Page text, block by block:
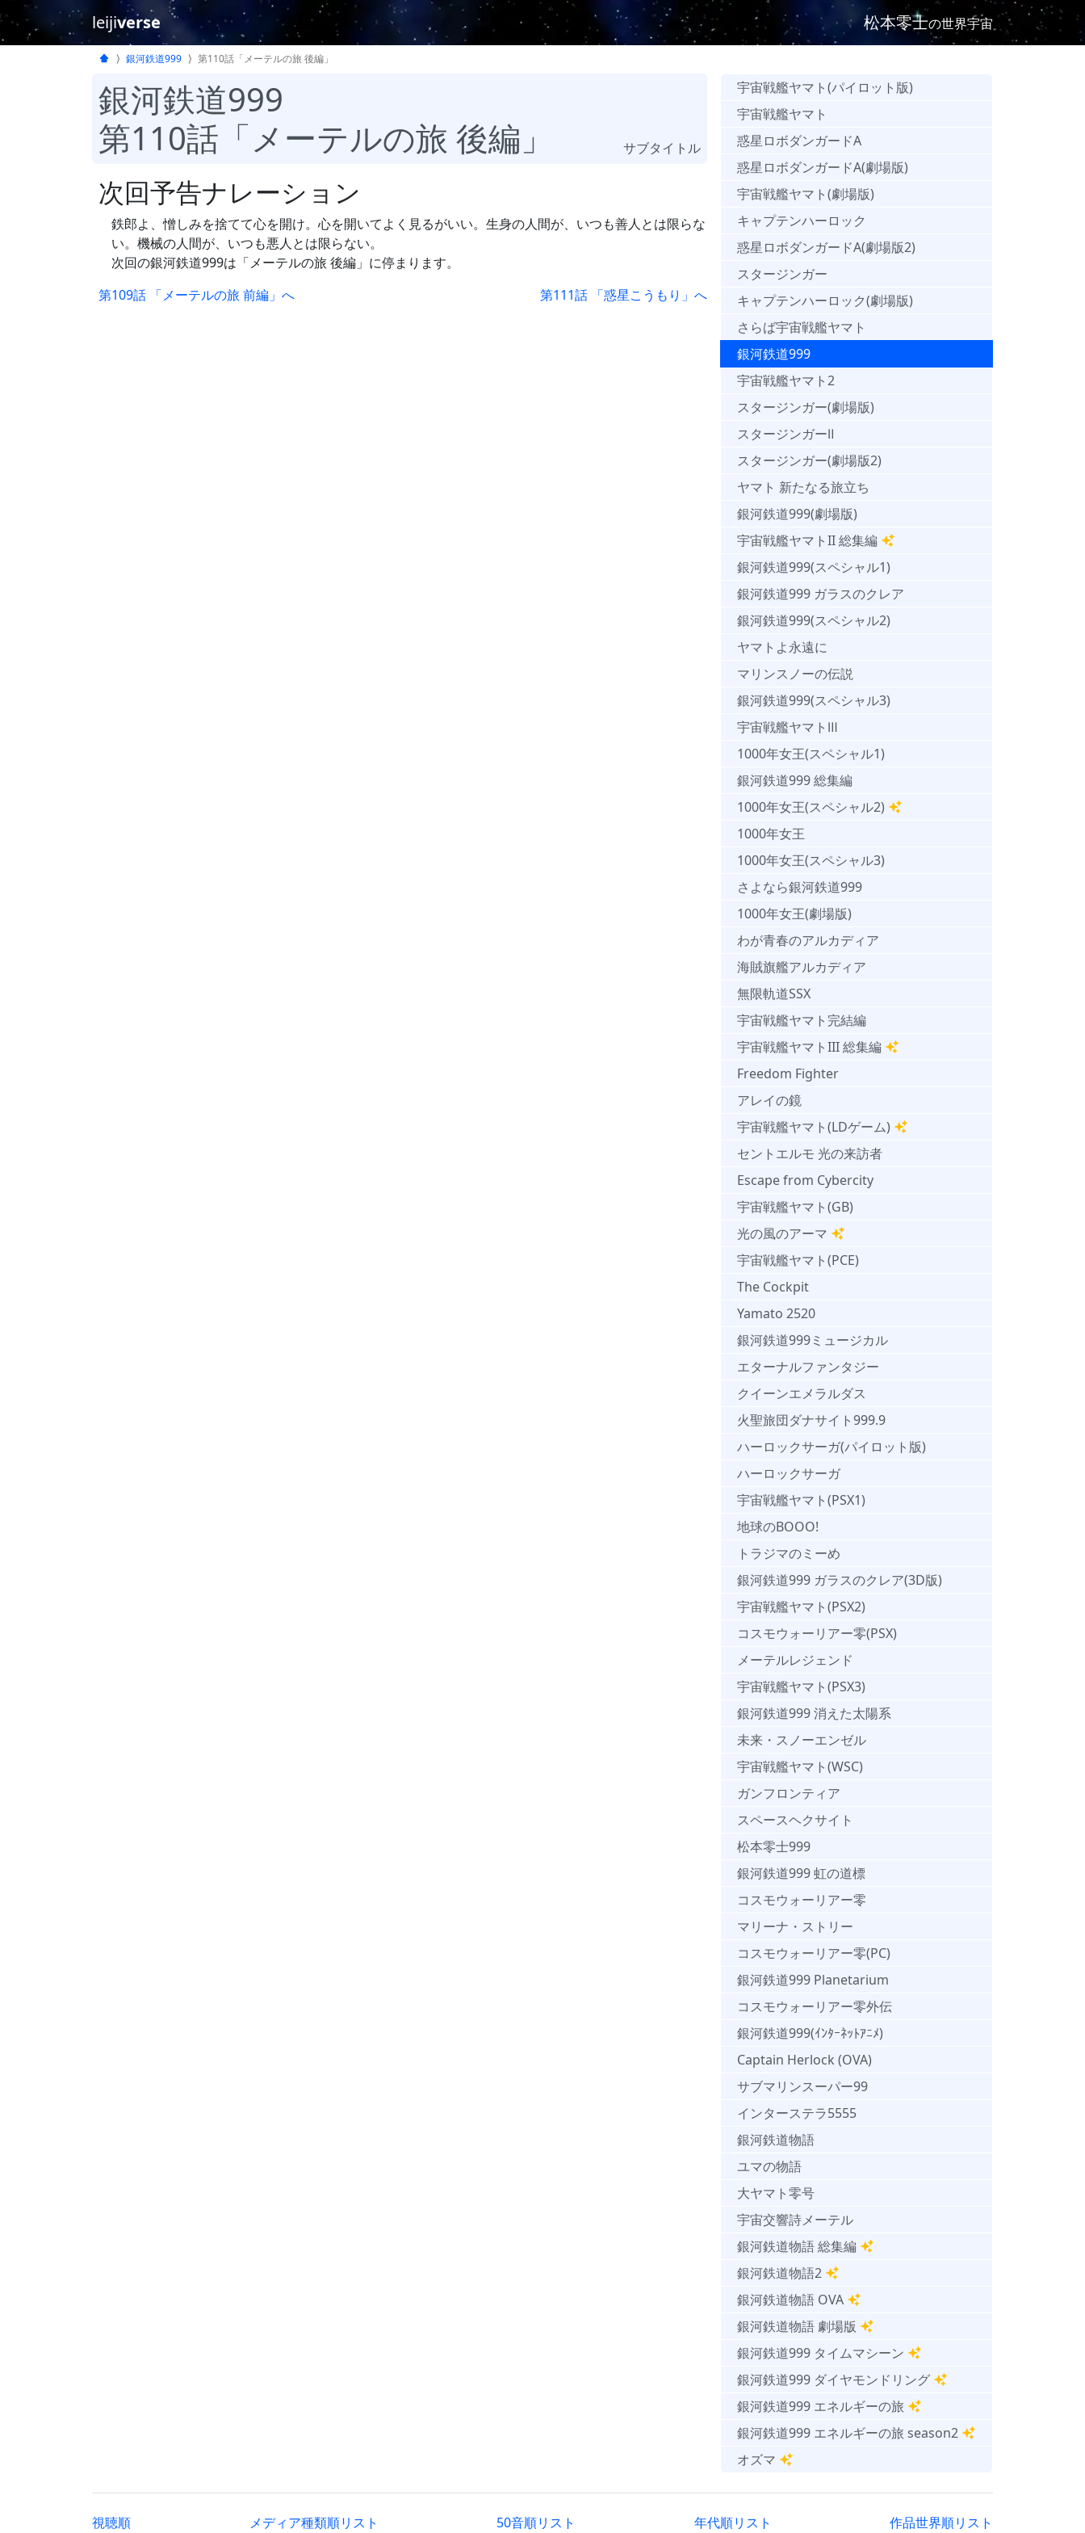
leijiverse 松本零士の世界宇宙
銀河鉄道999 第110話「メーテルの旅 後編」
銀河鉄道999
第110話「メーテルの旅 後編」
サブタイトル
次回予告ナレーション
鉄郎よ、憎しみを捨てて心を開け。心を開いてよく見るがいい。生身の人間が、いつも善人とは限らな
い。機械の人間が、いつも悪人とは限らない。
次回の銀河鉄道999は「メーテルの旅 後編」に停まります。
第109話 「メーテルの旅 前編」へ
第111話 「惑星こうもり」へ
宇宙戦艦ヤマト(パイロット版)
宇宙戦艦ヤマト
惑星ロボダンガードA
惑星ロボダンガードA(劇場版)
宇宙戦艦ヤマト(劇場版)
キャプテンハーロック
惑星ロボダンガードA(劇場版2)
スタージンガー
キャプテンハーロック(劇場版)
さらば宇宙戦艦ヤマト
銀河鉄道999
宇宙戦艦ヤマト2
スタージンガー(劇場版)
スタージンガーⅡ
スタージンガー(劇場版2)
ヤマト 新たなる旅立ち
銀河鉄道999(劇場版)
宇宙戦艦ヤマトII 総集編
銀河鉄道999(スペシャル1)
銀河鉄道999 ガラスのクレア
銀河鉄道999(スペシャル2)
ヤマトよ永遠に
マリンスノーの伝説
銀河鉄道999(スペシャル3)
宇宙戦艦ヤマトⅢ
1000年女王(スペシャル1)
銀河鉄道999 総集編
1000年女王(スペシャル2)
1000年女王
1000年女王(スペシャル3)
さよなら銀河鉄道999
1000年女王(劇場版)
わが青春のアルカディア
海賊旗艦アルカディア
無限軌道SSX
宇宙戦艦ヤマト完結編
宇宙戦艦ヤマトIII 総集編
Freedom Fighter
アレイの鏡
宇宙戦艦ヤマト(LDゲーム)
セントエルモ 光の来訪者
Escape from Cybercity
宇宙戦艦ヤマト(GB)
光の風のアーマ
宇宙戦艦ヤマト(PCE)
The Cockpit
Yamato 2520
銀河鉄道999ミュージカル
エターナルファンタジー
クイーンエメラルダス
火聖旅団ダナサイト999.9
ハーロックサーガ(パイロット版)
ハーロックサーガ
宇宙戦艦ヤマト(PSX1)
地球のBOOO!
トラジマのミーめ
銀河鉄道999 ガラスのクレア(3D版)
宇宙戦艦ヤマト(PSX2)
コスモウォーリアー零(PSX)
メーテルレジェンド
宇宙戦艦ヤマト(PSX3)
銀河鉄道999 消えた太陽系
未来・スノーエンゼル
宇宙戦艦ヤマト(WSC)
ガンフロンティア
スペースヘクサイト
松本零士999
銀河鉄道999 虹の道標
コスモウォーリアー零
マリーナ・ストリー
コスモウォーリアー零(PC)
銀河鉄道999 Planetarium
コスモウォーリアー零外伝
銀河鉄道999(ｲﾝﾀｰﾈｯﾄｱﾆﾒ)
Captain Herlock (OVA)
サブマリンスーパー99
インターステラ5555
銀河鉄道物語
ユマの物語
大ヤマト零号
宇宙交響詩メーテル
銀河鉄道物語 総集編
銀河鉄道物語2
銀河鉄道物語 OVA
銀河鉄道物語 劇場版
銀河鉄道999 タイムマシーン
銀河鉄道999 ダイヤモンドリング
銀河鉄道999 エネルギーの旅
銀河鉄道999 エネルギーの旅 season2
オズマ
視聴順 メディア種類順リスト 50音順リスト 年代順リスト 作品世界順リスト